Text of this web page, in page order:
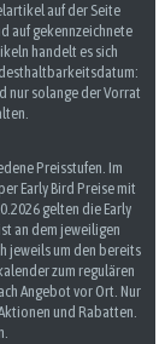
auf der Seite
auf gekennzeichnete
handelt es sich
nur solange der Vorrat
Preisstufen. Im
Early Bird Preise mit
gelten die Early
an dem jeweiligen
jeweils um den bereits
zum regulären
Angebot vor Ort. Nur
und Rabatten.